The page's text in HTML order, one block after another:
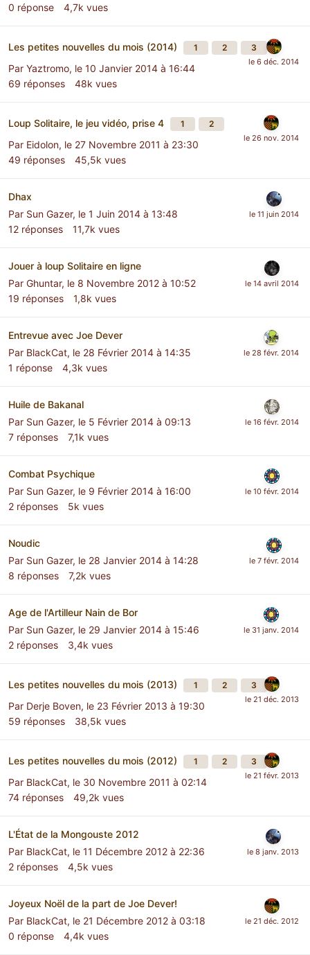
0 réponse 4,7k vues
Les petites nouvelles du mois (2014) 1 2 3
Par Yaztromo, le 10 Janvier 2014 à 16:44
69 réponses 48k vues
Loup Solitaire, le jeu vidéo, prise 4 1 2
Par Eidolon, le 27 Novembre 2011 à 23:30
49 réponses 45,5k vues
Dhax
Par Sun Gazer, le 1 Juin 2014 à 13:48
12 réponses 11,7k vues
Jouer à loup Solitaire en ligne
Par Ghuntar, le 8 Novembre 2012 à 10:52
19 réponses 1,8k vues
Entrevue avec Joe Dever
Par BlackCat, le 28 Février 2014 à 14:35
1 réponse 4,3k vues
Huile de Bakanal
Par Sun Gazer, le 5 Février 2014 à 09:13
7 réponses 7,1k vues
Combat Psychique
Par Sun Gazer, le 9 Février 2014 à 16:00
2 réponses 5k vues
Noudic
Par Sun Gazer, le 28 Janvier 2014 à 14:28
8 réponses 7,2k vues
Age de l'Artilleur Nain de Bor
Par Sun Gazer, le 29 Janvier 2014 à 15:46
2 réponses 3,4k vues
Les petites nouvelles du mois (2013) 1 2 3
Par Derje Boven, le 23 Février 2013 à 19:30
59 réponses 38,5k vues
Les petites nouvelles du mois (2012) 1 2 3
Par BlackCat, le 30 Novembre 2011 à 02:14
74 réponses 49,2k vues
L'État de la Mongouste 2012
Par BlackCat, le 11 Décembre 2012 à 22:36
2 réponses 4,5k vues
Joyeux Noël de la part de Joe Dever!
Par BlackCat, le 21 Décembre 2012 à 03:18
0 réponse 4,4k vues